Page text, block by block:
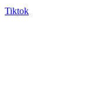
Tiktok